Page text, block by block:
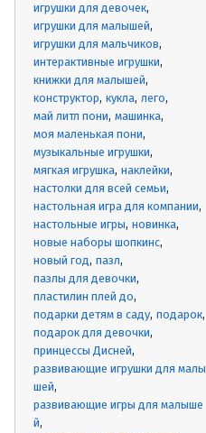
игрушки для девочек
игрушки для малышей
игрушки для мальчиков
интерактивные игрушки
книжки для малышей
конструктор кукла лего
май литл пони машинка
моя маленькая пони
музыкальные игрушки
мягкая игрушка наклейки
настолки для всей семьи
настольная игра для компании
настольные игры новинка
новые наборы шопкинс
новый год пазл
пазлы для девочки
пластилин плей до
подарки детям в саду подарок
подарок для девочки
принцессы Дисней
развивающие игрушки для малы
шей
развивающие игры для малыше
й